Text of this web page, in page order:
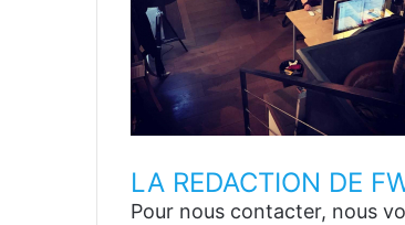
LA REDACTION DE
Pour nous contacter, nous